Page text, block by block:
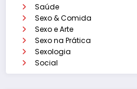
Saúde
Sexo & Comida
Sexo e Arte
Sexo na Prática
Sexologia
Social